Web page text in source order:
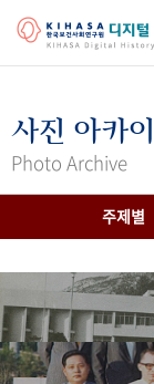
걸어온 길 기관
간행물 변천사
기록물 아카이
사진 아카
Photo Archive
주제별